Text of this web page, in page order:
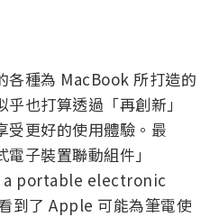
各種為 MacBook 所打造的
乎也打算透過「再創新」
受更好的使用體驗。最
子裝置聯動組件」
a portable electronic
到了 Apple 可能為筆電使